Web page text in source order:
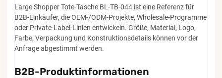
Large Shopper Tote-Tasche BL-TB-044 ist eine Referenz für
B2B-Einkäufer, die OEM-/ODM-Projekte, Wholesale-Programme
oder Private-Label-Linien entwickeln. Größe, Material, Logo,
Farbe, Verpackung und Konstruktionsdetails können vor der
Anfrage abgestimmt werden.
B2B-Produktinformationen